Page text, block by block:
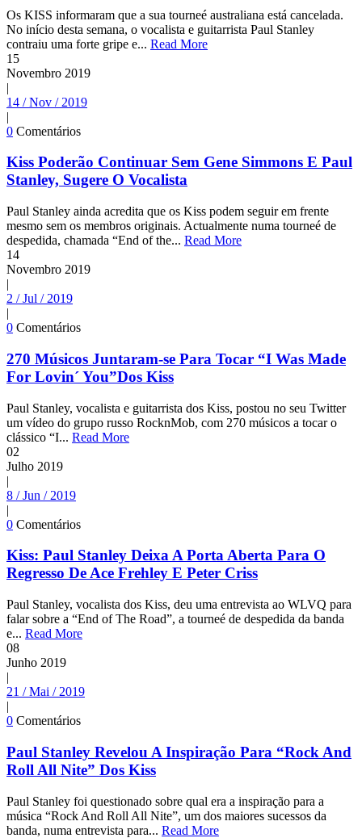
Os KISS informaram que a sua tourneé australiana está cancelada.
No início desta semana, o vocalista e guitarrista Paul Stanley
contraiu uma forte gripe e... Read More
15
Novembro 2019
|
14 / Nov / 2019
|
0 Comentários
Kiss Poderão Continuar Sem Gene Simmons E Paul
Stanley, Sugere O Vocalista
Paul Stanley ainda acredita que os Kiss podem seguir em frente
mesmo sem os membros originais. Actualmente numa tourneé de
despedida, chamada “End of the... Read More
14
Novembro 2019
|
2 / Jul / 2019
|
0 Comentários
270 Músicos Juntaram-se Para Tocar “I Was Made
For Lovin´ You”Dos Kiss
Paul Stanley, vocalista e guitarrista dos Kiss, postou no seu Twitter
um vídeo do grupo russo RocknMob, com 270 músicos a tocar o
clássico “I... Read More
02
Julho 2019
|
8 / Jun / 2019
|
0 Comentários
Kiss: Paul Stanley Deixa A Porta Aberta Para O
Regresso De Ace Frehley E Peter Criss
Paul Stanley, vocalista dos Kiss, deu uma entrevista ao WLVQ para
falar sobre a “End of The Road”, a tourneé de despedida da banda
e... Read More
08
Junho 2019
|
21 / Mai / 2019
|
0 Comentários
Paul Stanley Revelou A Inspiração Para “Rock And
Roll All Nite” Dos Kiss
Paul Stanley foi questionado sobre qual era a inspiração para a
música “Rock And Roll All Nite”, um dos maiores sucessos da
banda, numa entrevista para... Read More